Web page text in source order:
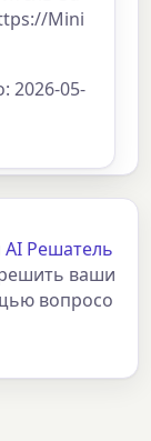
Mini
2026-05-
AI Решатель
ваши
вопросо